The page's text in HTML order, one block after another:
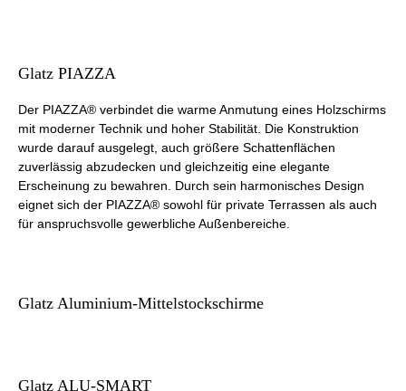
Glatz PIAZZA
Der PIAZZA® verbindet die warme Anmutung eines Holzschirms
mit moderner Technik und hoher Stabilität. Die Konstruktion
wurde darauf ausgelegt, auch größere Schattenflächen
zuverlässig abzudecken und gleichzeitig eine elegante
Erscheinung zu bewahren. Durch sein harmonisches Design
eignet sich der PIAZZA® sowohl für private Terrassen als auch
für anspruchsvolle gewerbliche Außenbereiche.
Glatz Aluminium-Mittelstockschirme
Glatz ALU-SMART